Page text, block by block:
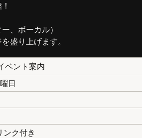
、ボーカル）
盛り上げます。
ベント案内
日
ク付き